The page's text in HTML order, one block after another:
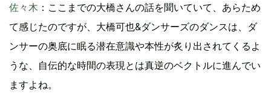
佐々木 ：ここまでの大橋さんの話を聞いていて、あらため
て感じたのですが、大橋可也&ダンサーズのダンスは、ダ
ンサーの奥底に眠る潜在意識や本性が炙り出されてくるよ
うな、自伝的な時間の表現とは真逆のベクトルに進んでい
ますよね。